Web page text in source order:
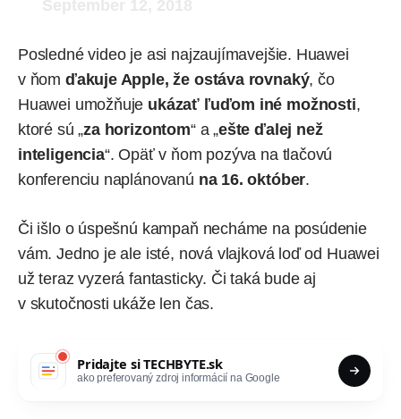
Posledné video je asi najzaujímavejšie. Huawei
v ňom ďakuje Apple, že ostáva rovnaký, čo
Huawei umožňuje ukázať ľuďom iné možnosti,
ktoré sú „za horizontom“ a „ešte ďalej než
inteligencia“. Opäť v ňom pozýva na tlačovú
konferenciu naplánovanú na 16. október.
Či išlo o úspešnú kampaň necháme na posúdenie
vám. Jedno je ale isté, nová vlajková loď od Huawei
už teraz vyzerá fantasticky. Či taká bude aj
v skutočnosti ukáže len čas.
Pridajte siTECHBYTE.sk
ako preferovaný zdroj informácií na Google